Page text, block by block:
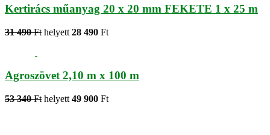
Kertirács műanyag 20 x 20 mm FEKETE 1 x 25 m
31 490 Ft helyett 28 490 Ft
Agroszövet 2,10 m x 100 m
53 340 Ft helyett 49 900 Ft